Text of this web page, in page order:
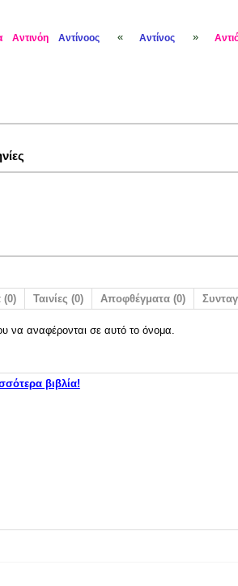
Αντινόη Αντίνοος « Αντίνος »
(0) Ταινίες (0) Αποφθέγματα (0)
να αναφέρονται σε αυτό το όνομα.
βιβλία!